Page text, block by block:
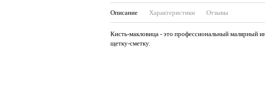
Описание Характеристики Отзывы
Кисть-макловица - это профессиональный малярный
щетку-сметку.